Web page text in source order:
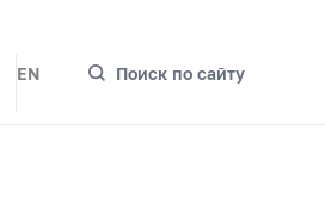
EN Поиск по сайту